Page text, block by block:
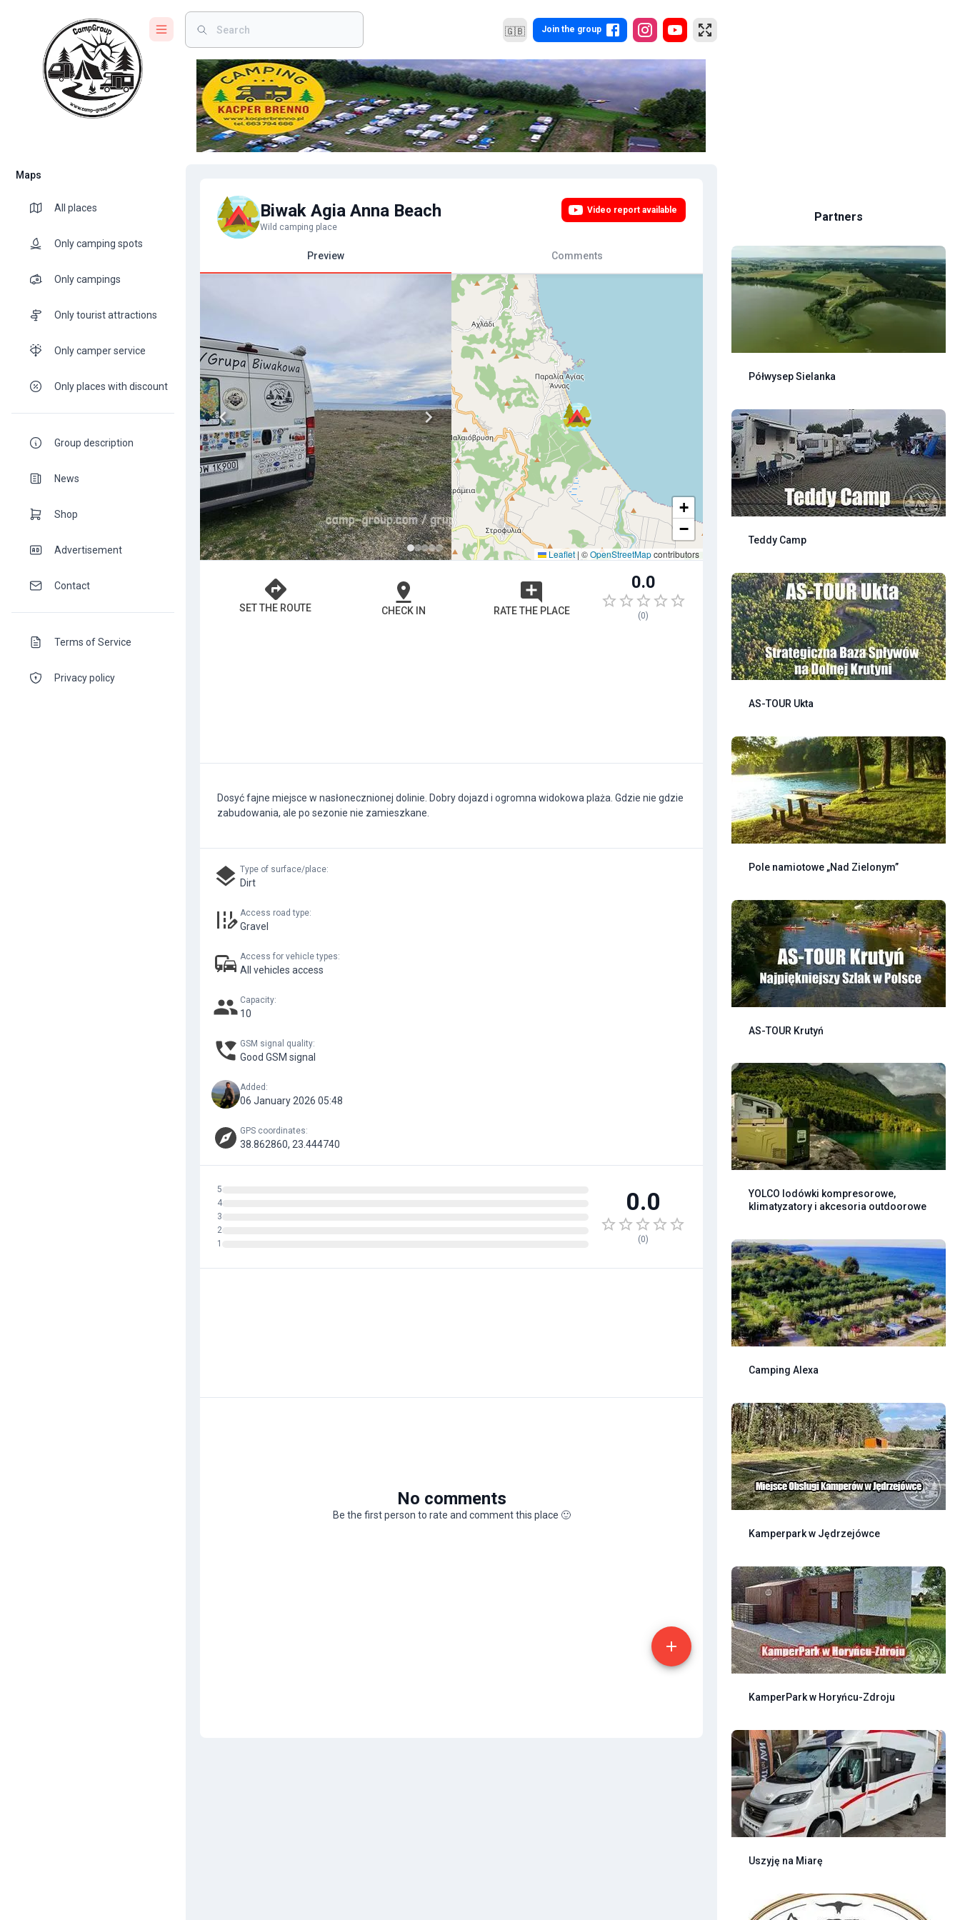
🇬🇧 Join the group
Maps
All places
Only camping spots
Only campings
Only tourist attractions
Only camper service
Only places with discount
Group description
News
Shop
Advertisement
Contact
Terms of Service
Privacy policy
Biwak Agia Anna Beach
Wild camping place
Video report available
Preview Comments
+
−
Leaflet | ©OpenStreetMapcontributors
SET THE ROUTE CHECK IN RATE THE PLACE
0.0
(0)
Dosyć fajne miejsce w nasłonecznionej dolinie. Dobry dojazd i ogromna widokowa plaża. Gdzie nie gdzie
zabudowania, ale po sezonie nie zamieszkane.
Type of surface/place:
Dirt
Access road type:
Gravel
Access for vehicle types:
All vehicles access
Capacity:
10
GSM signal quality:
Good GSM signal
Added :
06 January 2026 05:48
GPS coordinates:
38.862860, 23.444740
5
4
3
2
1
0.0
(0)
No comments
Be the first person to rate and comment this place 🙂
Partners
Półwysep Sielanka
Teddy Camp
AS-TOUR Ukta
Pole namiotowe „Nad Zielonym”
AS-TOUR Krutyń
YOLCO lodówki kompresorowe,
klimatyzatory i akcesoria outdoorowe
Camping Alexa
Kamperpark w Jędrzejówce
KamperPark w Horyńcu-Zdroju
Uszyję na Miarę